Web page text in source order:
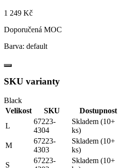
1 249 Kč
Doporučená MOC
Barva: default
SKU varianty
Black
Velikost
SKU Dostupnost
L
67223-
4304
Skladem (10+
ks)
M
67223-
4303
Skladem (10+
ks)
S
67223-
Skladem (10+